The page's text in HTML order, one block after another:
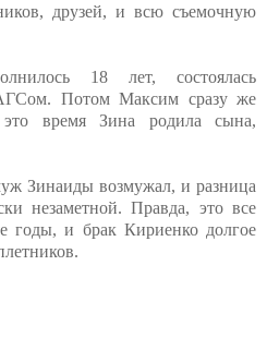
друзей, и всю съемочную
18 лет, состоялась
Потом Максим сразу же
время Зина родила сына,
Зинаиды возмужал, и разница
незаметной. Правда, это все
годы, и брак Кириенко долгое